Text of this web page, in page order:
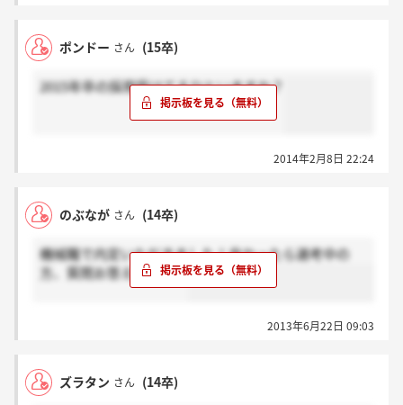
ポンドー さん (15卒)
2015年卒の採用受けてるひといますか？
2014年2月8日 22:24
のぶなが さん (14卒)
機械職で内定いただきました！良かったら選考中の
方、質問お答えします！
2013年6月22日 09:03
ズラタン さん (14卒)